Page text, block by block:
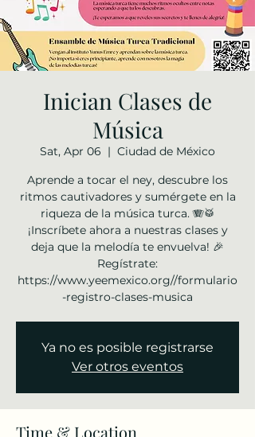
Inician Clases de
Música
Sat, Apr 06
  |
Ciudad de México
Aprende a tocar el ney, descubre los
ritmos cautivadores y sumérgete en la
riqueza de la música turca. 🪗🥁
¡Inscríbete ahora a nuestras clases y
deja que la melodía te envuelva! 🎉
Regístrate:
https://www.yeemexico.org//formulario
-registro-clases-musica
Ya no es posible registrarse
Ver otros eventos
Time & Location